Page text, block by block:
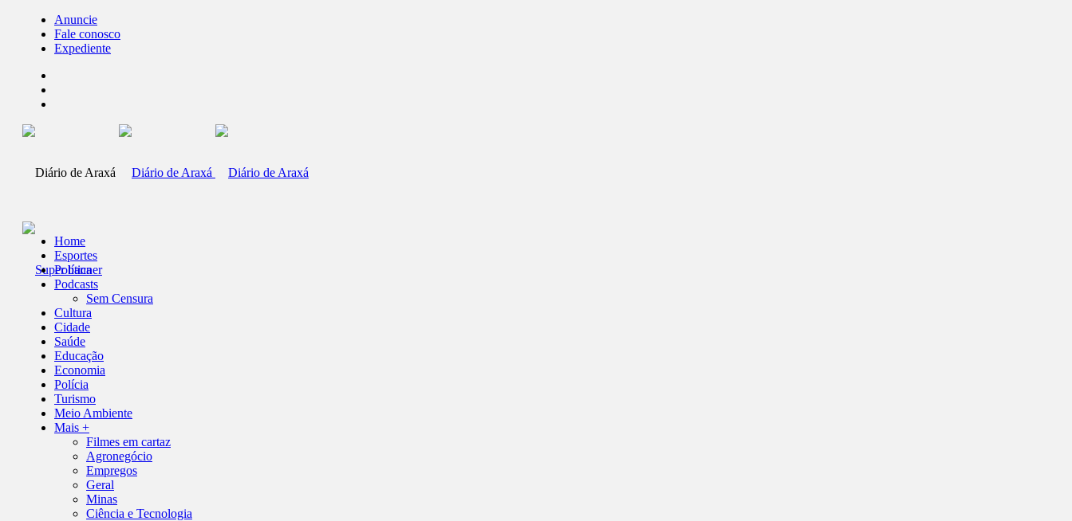
Anuncie
Fale conosco
Expediente
Home
Esportes
Política
Podcasts
Sem Censura
Cultura
Cidade
Saúde
Educação
Economia
Polícia
Turismo
Meio Ambiente
Mais +
Filmes em cartaz
Agronegócio
Empregos
Geral
Minas
Ciência e Tecnologia